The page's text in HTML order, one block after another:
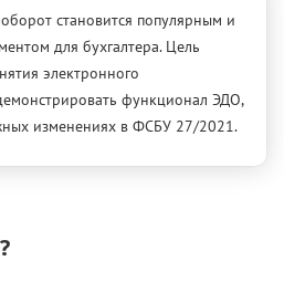
становится популярным и
для бухгалтера. Цель
электронного
функционал ЭДО,
изменениях в ФСБУ 27/2021.